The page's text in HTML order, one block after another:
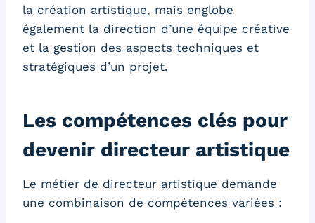
la création artistique, mais englobe
également la direction d’une équipe créative
et la gestion des aspects techniques et
stratégiques d’un projet.
Les compétences clés pour
devenir directeur artistique
Le métier de directeur artistique demande
une combinaison de compétences variées :